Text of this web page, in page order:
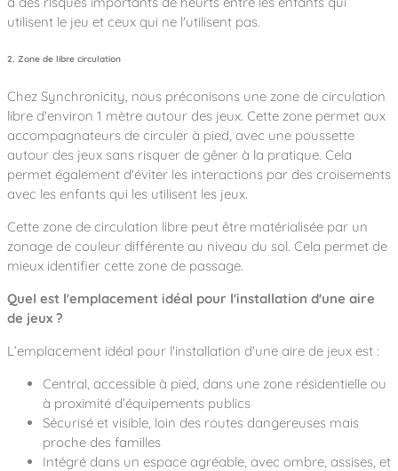
utilisent le jeu et ceux qui ne l'utilisent pas.
2. Zone de libre circulation
Chez Synchronicity, nous préconisons une zone de circulation
libre d'environ 1 mètre autour des jeux. Cette zone permet aux
accompagnateurs de circuler à pied, avec une poussette
autour des jeux sans risquer de gêner à la pratique. Cela
permet également d'éviter les interactions par des croisements
avec les enfants qui les utilisent les jeux.
Cette zone de circulation libre peut être matérialisée par un
zonage de couleur différente au niveau du sol. Cela permet de
mieux identifier cette zone de passage.
Quel est l'emplacement idéal pour l'installation d'une aire
de jeux ?
L’emplacement idéal pour l'installation d'une aire de jeux est :
Central, accessible à pied, dans une zone résidentielle ou
à proximité d’équipements publics
Sécurisé et visible, loin des routes dangereuses mais
proche des familles
Intégré dans un espace agréable, avec ombre, assises, et